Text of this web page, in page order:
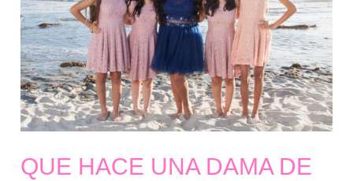
QUE HACE UNA DAMA DE